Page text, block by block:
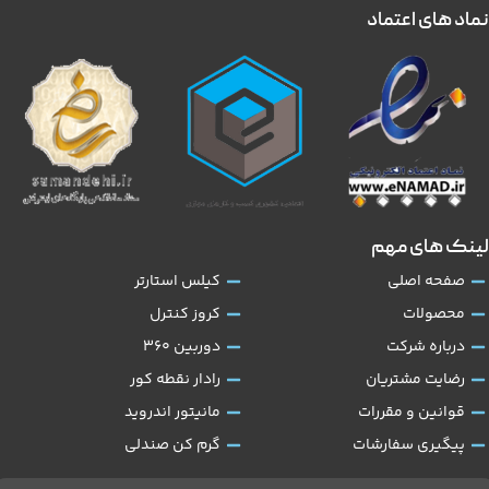
لینک های مهم
صفحه اصلی
محصولات
درباره شرکت
رضایت مشتریان
قوانین و مقررات
پیگیری سفارشات
کیلس استارتر
کروز کنترل
دوربین 360
رادار نقطه کور
مانیتور اندروید
گرم کن صندلی
نماد های اعتماد